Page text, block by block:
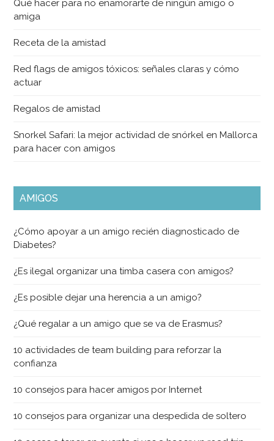
Qué hacer para no enamorarte de ningún amigo o
amiga
Receta de la amistad
Red flags de amigos tóxicos: señales claras y cómo
actuar
Regalos de amistad
Snorkel Safari: la mejor actividad de snórkel en Mallorca
para hacer con amigos
AMIGOS
¿Cómo apoyar a un amigo recién diagnosticado de
Diabetes?
¿Es ilegal organizar una timba casera con amigos?
¿Es posible dejar una herencia a un amigo?
¿Qué regalar a un amigo que se va de Erasmus?
10 actividades de team building para reforzar la
confianza
10 consejos para hacer amigos por Internet
10 consejos para organizar una despedida de soltero